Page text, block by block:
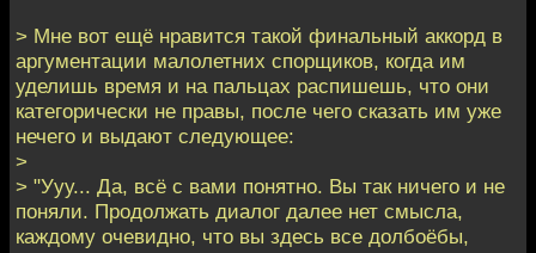
> Мне вот ещё нравится такой финальный аккорд в
аргументации малолетних спорщиков, когда им
уделишь время и на пальцах распишешь, что они
категорически не правы, после чего сказать им уже
нечего и выдают следующее:
>
> "Ууу... Да, всё с вами понятно. Вы так ничего и не
поняли. Продолжать диалог далее нет смысла,
каждому очевидно, что вы здесь все долбоёбы,